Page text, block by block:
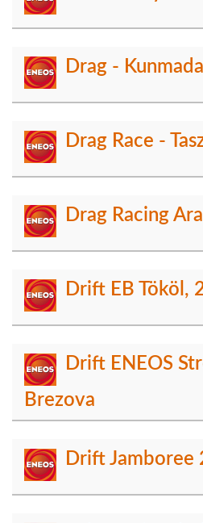
Drag -
Drag Race -
Drag Racing
Drift EB Tököl,
Drift ENEOS
Brezova
Drift Jamboree